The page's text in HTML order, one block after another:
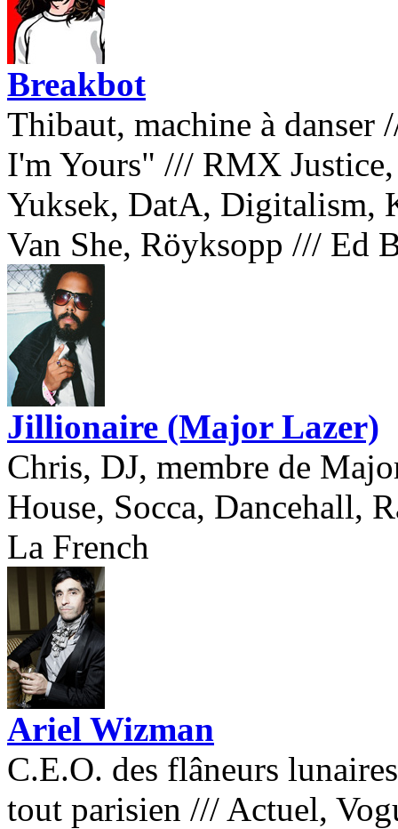
Breakbot
Thibaut, machine à danser
I'm Yours" /// RMX
Yuksek, DatA, Digitalism,
Van She, Röyksopp /// Ed
Jillionaire (Major Lazer)
Chris, DJ, membre de
House, Socca, Dancehall,
La French
Ariel Wizman
C.E.O. des flâneurs
tout parisien /// Actuel,